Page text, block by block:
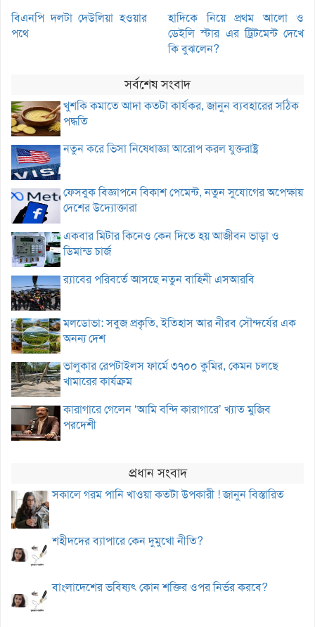
বিএনপি দলটা দেউলিয়া হওয়ার
পথে
হাদিকে নিয়ে প্রথম আলো ও
ডেইলি স্টার এর ট্রিটমেন্ট দেখে
কি বুঝলেন?
সর্বশেষ সংবাদ
খুশকি কমাতে আদা কতটা কার্যকর, জানুন ব্যবহারের সঠিক
পদ্ধতি
নতুন করে ভিসা নিষেধাজ্ঞা আরোপ করল যুক্তরাষ্ট্র
ফেসবুক বিজ্ঞাপনে বিকাশ পেমেন্ট, নতুন সুযোগের অপেক্ষায়
দেশের উদ্যোক্তারা
একবার মিটার কিনেও কেন দিতে হয় আজীবন ভাড়া ও
ডিমান্ড চার্জ
র‌্যাবের পরিবর্তে আসছে নতুন বাহিনী এসআরবি
মলডোভা: সবুজ প্রকৃতি, ইতিহাস আর নীরব সৌন্দর্যের এক
অনন্য দেশ
ভালুকার রেপটাইলস ফার্মে ৩৭০০ কুমির, কেমন চলছে
খামারের কার্যক্রম
কারাগারে গেলেন ‘আমি বন্দি কারাগারে’ খ্যাত মুজিব
পরদেশী
প্রধান সংবাদ
সকালে গরম পানি খাওয়া কতটা উপকারী ! জানুন বিস্তারিত
শহীদদের ব্যাপারে কেন দুমুখো নীতি?
বাংলাদেশের ভবিষ্যৎ কোন শক্তির ওপর নির্ভর করবে?